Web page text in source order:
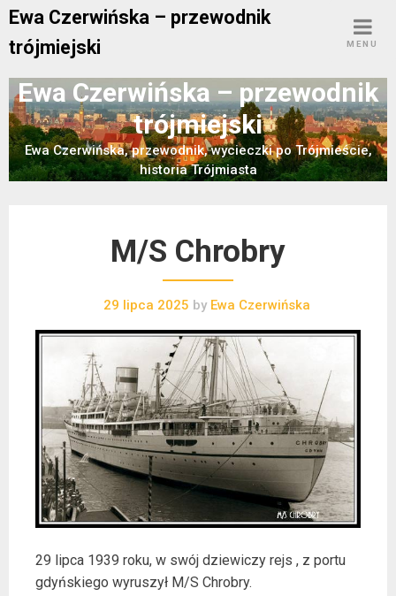
Skip
content
Ewa Czerwińska – przewodnik
trójmiejski
MENU
Ewa Czerwińska – przewodnik
trójmiejski
Ewa Czerwińska, przewodnik, wycieczki po Trójmieście,
historia Trójmiasta
M/S Chrobry
29 lipca 2025 by Ewa Czerwińska
29 lipca 1939 roku, w swój dziewiczy rejs , z portu
gdyńskiego wyruszył M/S Chrobry.